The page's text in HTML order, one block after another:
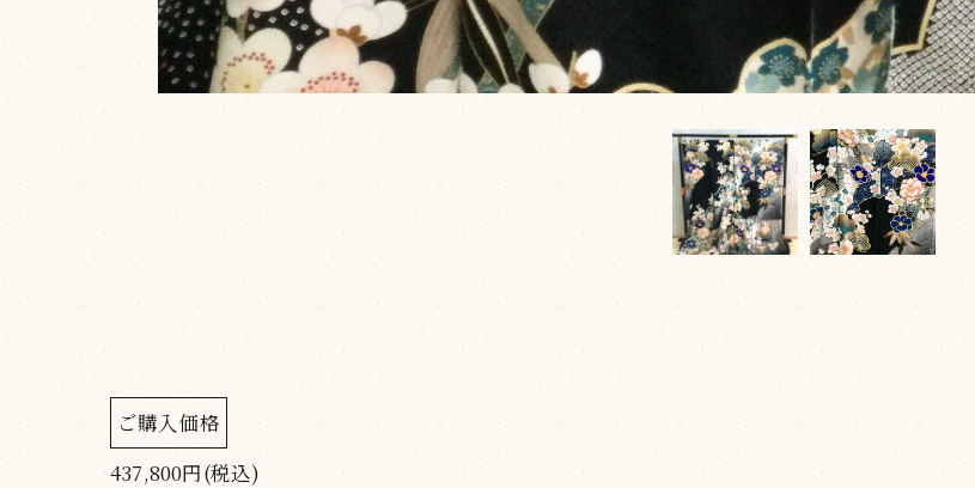
ご購入価格
437,800円(税込)